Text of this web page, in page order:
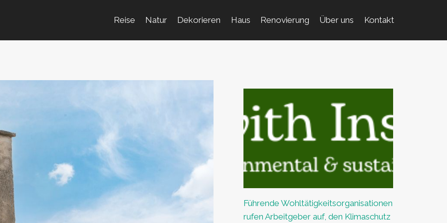
Reise Natur Dekorieren Haus Renovierung Über uns Kontakt
Führende Wohltätigkeitsorganisationen
rufen Arbeitgeber auf, den Klimaschutz